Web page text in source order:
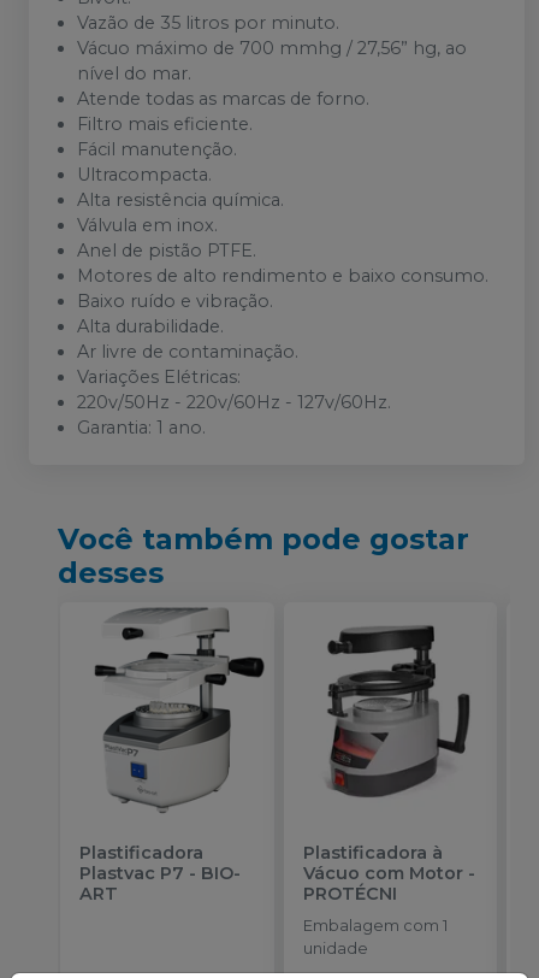
Vazão de 35 litros por minuto.
Vácuo máximo de 700 mmhg / 27,56” hg, ao
nível do mar.
Atende todas as marcas de forno.
Filtro mais eficiente.
Fácil manutenção.
Ultracompacta.
Alta resistência química.
Válvula em inox.
Anel de pistão PTFE.
Motores de alto rendimento e baixo consumo.
Baixo ruído e vibração.
Alta durabilidade.
Ar livre de contaminação.
Variações Elétricas:
220v/50Hz - 220v/60Hz - 127v/60Hz.
Garantia: 1 ano.
Você também pode gostar
desses
Plastificadora
Plastvac P7 - BIO-
ART
Plastificadora à
Vácuo com Motor-
PROTÉCNI
Embalagem com 1
unidade